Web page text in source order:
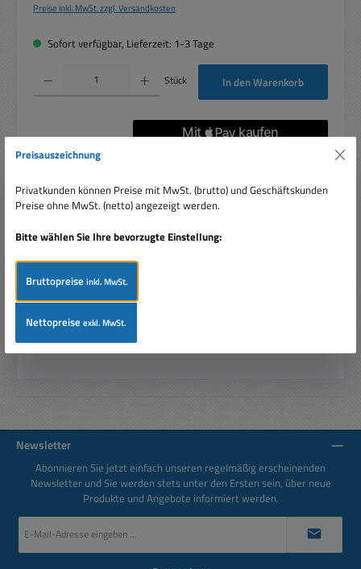
Preise inkl. MwSt. zzgl. Versandkosten
Sofort verfügbar, Lieferzeit: 1-3 Tage
Produkt Anzahl: Gib den gewünschten Wert ein oder benutze die Schaltflächen um
Stück In den Warenkorb
Artikelnummer:
Beschreibung
CR1225 Lithium Zelle 3V Knopfzelle Ansmann
CR1225Kapazität: 50mAhTemperaturbereich: -20°C bis
+60°CIdeal für Uhren, Taschenr…
Bewertungen
Newsletter
Abonnieren Sie jetzt einfach unseren regelmäßig erscheinenden
Newsletter und Sie werden stets unter den Ersten sein, über neue
Produkte und Angebote informiert werden.
Mail-
Preisauszeichnung
Privatkunden können Preise mit MwSt. (brutto) und Geschäftskunden
Preise ohne MwSt. (netto) angezeigt werden.
Bitte wählen Sie Ihre bevorzugte Einstellung:
Bruttopreiseinkl. MwSt.
Nettopreiseexkl. MwSt.